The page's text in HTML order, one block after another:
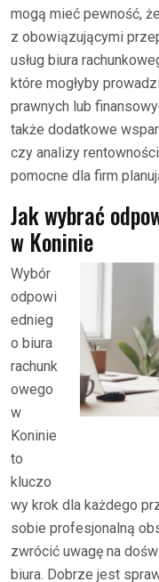
mogą mieć pewność,
z obowiązującymi
usług biura
które mogłyby
prawnych lub
także dodatkowe
czy analizy
pomocne dla firm
Jak wybrać
w Koninie
Wybór
odpowi
ednieg
o biura
rachunk
owego
w
Koninie
to
kluczo
wy krok dla każdego
sobie profesjonalną
zwrócić uwagę na
biura. Dobrze jest